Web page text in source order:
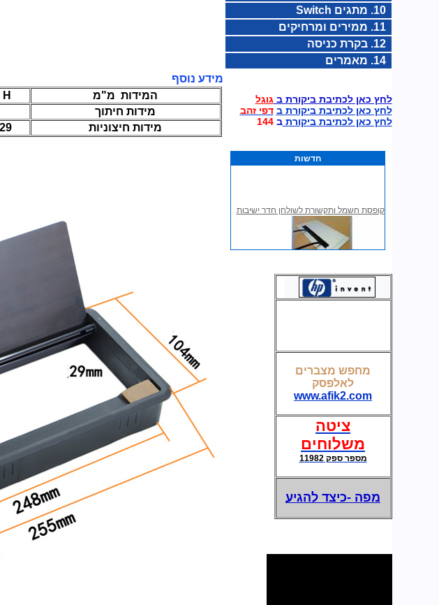
10. מתגים Switch
11. ממירים ומרחיקים
12. בקרת כניסה
14. מאמרים
לחץ כאן לכתיבת ביקורת ב גוגל
לחץ כאן לכתיבת ביקורת ב דפי זהב
לחץ כאן לכתיבת ביקורתב144
חדשות
קופסת חשמל ותקשורת לשולחן חדר ישיבות
קופסת חשמל ותקשורת לשולחן חדר ישיבות
מצברים לאל פסק-UPS
מחפש מצברים
לאלפסק
www.afik2.com
ציטה
משלוחים
מספר ספק 11982
מפה -כיצד להגיע
מידע נוסף
המידות מ"מ
H
מידות חיתוך
מידות חיצוניות